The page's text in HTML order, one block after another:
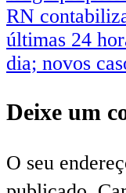
RN
últimas 24
dia; novos
Deixe um
O seu